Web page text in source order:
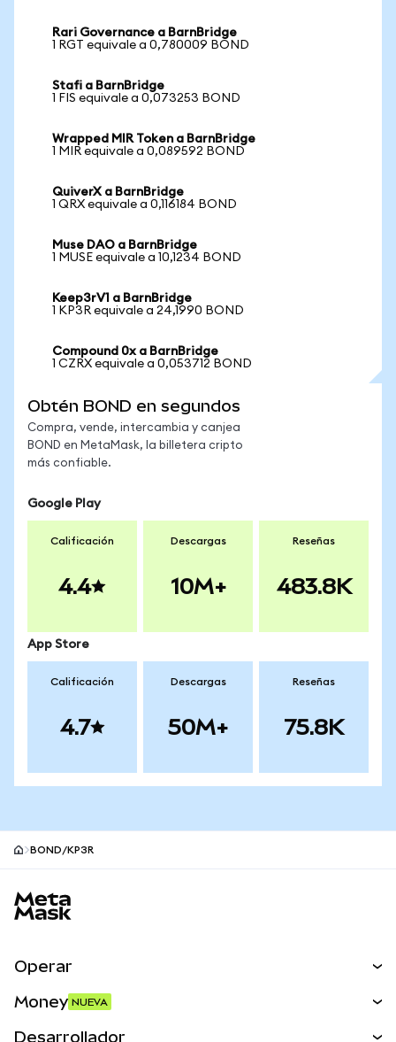
Rari Governance a BarnBridge
1 RGT equivale a 0,780009 BOND
Stafi a BarnBridge
1 FIS equivale a 0,073253 BOND
Wrapped MIR Token a BarnBridge
1 MIR equivale a 0,089592 BOND
QuiverX a BarnBridge
1 QRX equivale a 0,116184 BOND
Muse DAO a BarnBridge
1 MUSE equivale a 10,1234 BOND
Keep3rV1 a BarnBridge
1 KP3R equivale a 24,1990 BOND
Compound 0x a BarnBridge
1 CZRX equivale a 0,053712 BOND
Obtén BOND en segundos
Compra, vende, intercambia y canjea
BOND en MetaMask, la billetera cripto
más confiable.
Google Play
Calificación
4.4
Descargas
10M+
Reseñas
483.8K
App Store
Calificación
4.7
Descargas
50M+
Reseñas
75.8K
BOND/KP3R
Operar
Money NUEVA
Desarrollador